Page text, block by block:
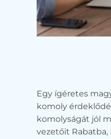
Egy ígéretes
komoly
komolyságát jól
vezetőit Rabatba,